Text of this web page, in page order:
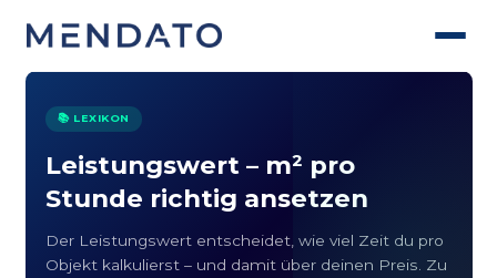
📚 LEXIKON
Leistungswert – m² pro
Stunde richtig ansetzen
Der Leistungswert entscheidet, wie viel Zeit du pro
Objekt kalkulierst – und damit über deinen Preis. Zu